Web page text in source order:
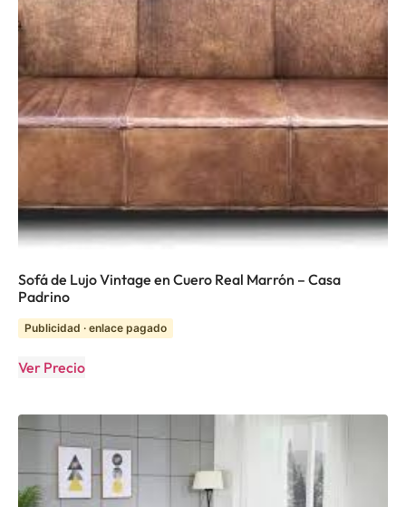
Sofá de Lujo Vintage en Cuero Real Marrón – Casa
Padrino
Publicidad · enlace pagado
Ver Precio